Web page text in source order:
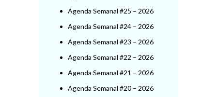
Agenda Semanal #25 – 2026
Agenda Semanal #24 – 2026
Agenda Semanal #23 – 2026
Agenda Semanal #22 – 2026
Agenda Semanal #21 – 2026
Agenda Semanal #20 – 2026